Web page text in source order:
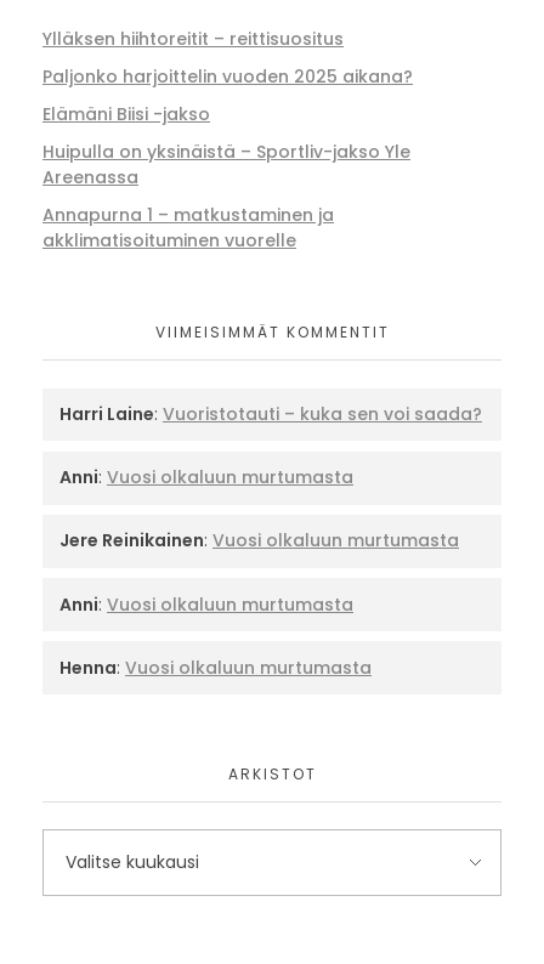
Ylläksen hiihtoreitit – reittisuositus
Paljonko harjoittelin vuoden 2025 aikana?
Elämäni Biisi -jakso
Huipulla on yksinäistä – Sportliv-jakso Yle
Areenassa
Annapurna 1 – matkustaminen ja
akklimatisoituminen vuorelle
VIIMEISIMMÄT KOMMENTIT
Harri Laine: Vuoristotauti – kuka sen voi saada?
Anni: Vuosi olkaluun murtumasta
Jere Reinikainen: Vuosi olkaluun murtumasta
Anni: Vuosi olkaluun murtumasta
Henna: Vuosi olkaluun murtumasta
ARKISTOT